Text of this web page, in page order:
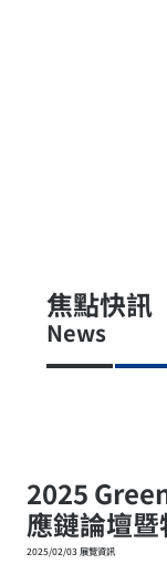
焦點快訊
News
2025
應鏈論壇暨
2025/02/03 展覽資訊